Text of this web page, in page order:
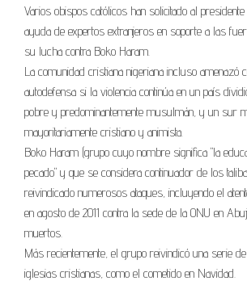
Varios obispos católicos han solicitado al
ayuda de expertos extranjeros en soporte a las
su lucha contra Boko Haram.
La comunidad cristiana nigeriana incluso amenazó
autodefensa si la violencia continúa en un país
pobre y predominantemente musulmán, y un sur
mayoritariamente cristiano y animista.
Boko Haram (grupo cuyo nombre significa "la
pecado" y que se considera continuador de los
reivindicado numerosos ataques, incluyendo el
en agosto de 2011 contra la sede de la ONU en
muertos.
Más recientemente, el grupo reivindicó una serie
iglesias cristianas, como el cometido en Navidad.